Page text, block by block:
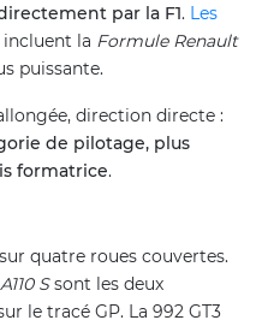
par la F1. Les
incluent la Formule Renault
puissante.
direction directe :
de pilotage, plus
formatrice.
quatre roues couvertes.
Ssont les deux
le tracé GP. La 992 GT3